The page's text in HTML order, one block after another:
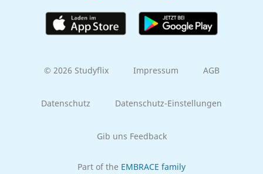
© 2026 Studyflix Impressum AGB
Datenschutz Datenschutz-Einstellungen
Gib uns Feedback
Part of the EMBRACE family